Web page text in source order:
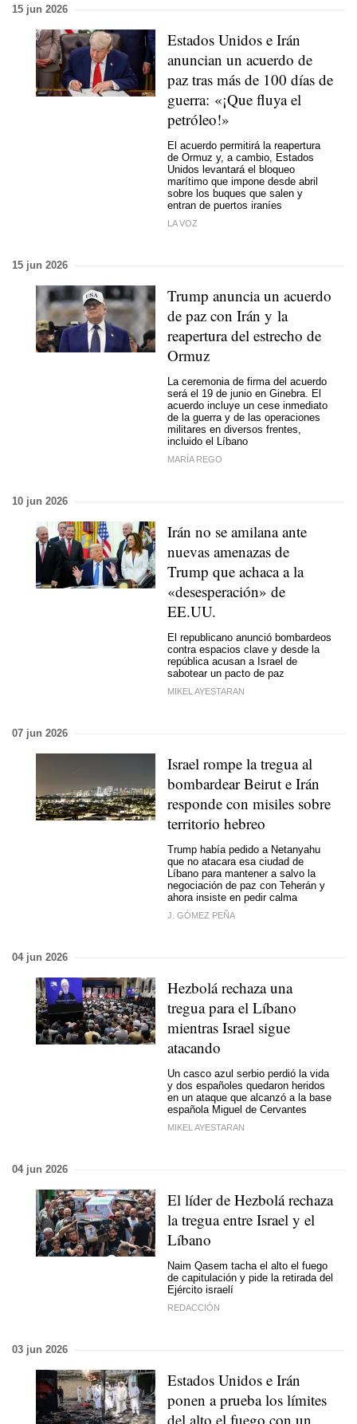
15 jun 2026
Estados Unidos e Irán
anuncian un acuerdo de
paz tras más de 100 días de
guerra: «¡Que fluya el
petróleo!»
El acuerdo permitirá la reapertura
de Ormuz y, a cambio, Estados
Unidos levantará el bloqueo
marítimo que impone desde abril
sobre los buques que salen y
entran de puertos iraníes
LA VOZ
15 jun 2026
Trump anuncia un acuerdo
de paz con Irán y la
reapertura del estrecho de
Ormuz
La ceremonia de firma del acuerdo
será el 19 de junio en Ginebra. El
acuerdo incluye un cese inmediato
de la guerra y de las operaciones
militares en diversos frentes,
incluido el Líbano
MARÍA REGO
10 jun 2026
Irán no se amilana ante
nuevas amenazas de
Trump que achaca a la
«desesperación» de
EE.UU.
El republicano anunció bombardeos
contra espacios clave y desde la
república acusan a Israel de
sabotear un pacto de paz
MIKEL AYESTARAN
07 jun 2026
Israel rompe la tregua al
bombardear Beirut e Irán
responde con misiles sobre
territorio hebreo
Trump había pedido a Netanyahu
que no atacara esa ciudad de
Líbano para mantener a salvo la
negociación de paz con Teherán y
ahora insiste en pedir calma
J. GÓMEZ PEÑA
04 jun 2026
Hezbolá rechaza una
tregua para el Líbano
mientras Israel sigue
atacando
Un casco azul serbio perdió la vida
y dos españoles quedaron heridos
en un ataque que alcanzó a la base
española Miguel de Cervantes
MIKEL AYESTARAN
04 jun 2026
El líder de Hezbolá rechaza
la tregua entre Israel y el
Líbano
Naim Qasem tacha el alto el fuego
de capitulación y pide la retirada del
Ejército israelí
REDACCIÓN
03 jun 2026
Estados Unidos e Irán
ponen a prueba los límites
del alto el fuego con un